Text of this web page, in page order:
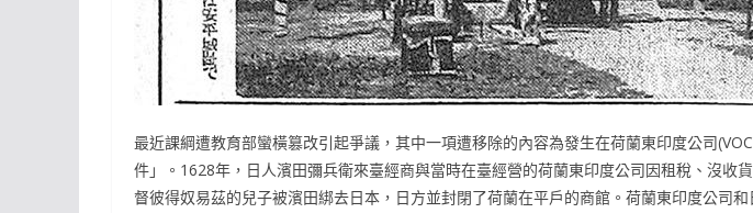
最近課綱遭教育部蠻橫篡改引起爭議，其中一項遭移除的內容為發生在荷蘭東印度公司
件」。1628年，日人濱田彌兵衛來臺經商與當時在臺經營的荷蘭東印度公司因租稅、沒收
督彼得奴易茲的兒子被濱田綁去日本，日方並封閉了荷蘭在平戶的商館。荷蘭東印度公司